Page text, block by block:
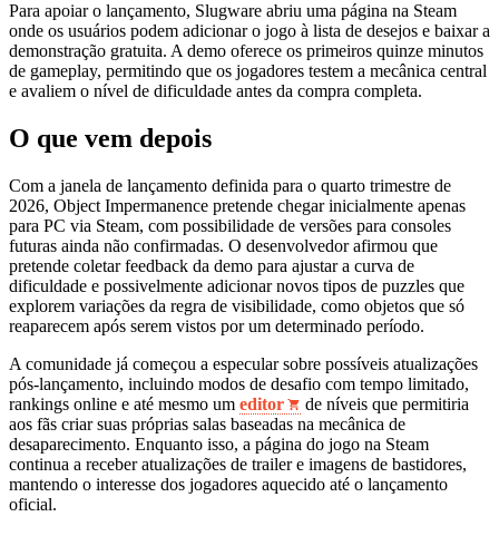
Para apoiar o lançamento, Slugware abriu uma página na Steam
onde os usuários podem adicionar o jogo à lista de desejos e baixar a
demonstração gratuita. A demo oferece os primeiros quinze minutos
de gameplay, permitindo que os jogadores testem a mecânica central
e avaliem o nível de dificuldade antes da compra completa.
O que vem depois
Com a janela de lançamento definida para o quarto trimestre de
2026, Object Impermanence pretende chegar inicialmente apenas
para PC via Steam, com possibilidade de versões para consoles
futuras ainda não confirmadas. O desenvolvedor afirmou que
pretende coletar feedback da demo para ajustar a curva de
dificuldade e possivelmente adicionar novos tipos de puzzles que
explorem variações da regra de visibilidade, como objetos que só
reaparecem após serem vistos por um determinado período.
A comunidade já começou a especular sobre possíveis atualizações
pós-lançamento, incluindo modos de desafio com tempo limitado,
rankings online e até mesmo um editor
de níveis que permitiria
aos fãs criar suas próprias salas baseadas na mecânica de
desaparecimento. Enquanto isso, a página do jogo na Steam
continua a receber atualizações de trailer e imagens de bastidores,
mantendo o interesse dos jogadores aquecido até o lançamento
oficial.